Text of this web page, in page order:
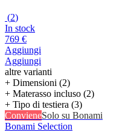
(2)
In stock
769 €
Aggiungi
Aggiungi
altre varianti
+ Dimensioni (2)
+ Materasso incluso (2)
+ Tipo di testiera (3)
ConvieneSolo su Bonami
Bonami Selection